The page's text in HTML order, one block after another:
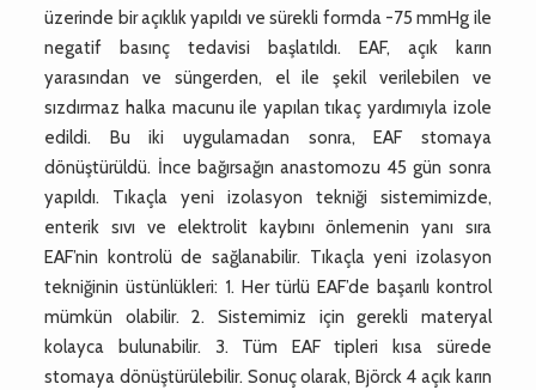
üzerinde bir açıklık yapıldı ve sürekli formda -75 mmHg ile
negatif basınç tedavisi başlatıldı. EAF, açık karın
yarasından ve süngerden, el ile şekil verilebilen ve
sızdırmaz halka macunu ile yapılan tıkaç yardımıyla izole
edildi. Bu iki uygulamadan sonra, EAF stomaya
dönüştürüldü. İnce bağırsağın anastomozu 45 gün sonra
yapıldı. Tıkaçla yeni izolasyon tekniği sistemimizde,
enterik sıvı ve elektrolit kaybını önlemenin yanı sıra
EAF’nin kontrolü de sağlanabilir. Tıkaçla yeni izolasyon
tekniğinin üstünlükleri: 1. Her türlü EAF’de başarılı kontrol
mümkün olabilir. 2. Sistemimiz için gerekli materyal
kolayca bulunabilir. 3. Tüm EAF tipleri kısa sürede
stomaya dönüştürülebilir. Sonuç olarak, Björck 4 açık karın